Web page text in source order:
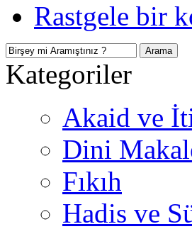
Rastgele bir
Kategoriler
Akaid ve
Dini
Fıkıh
Hadis ve